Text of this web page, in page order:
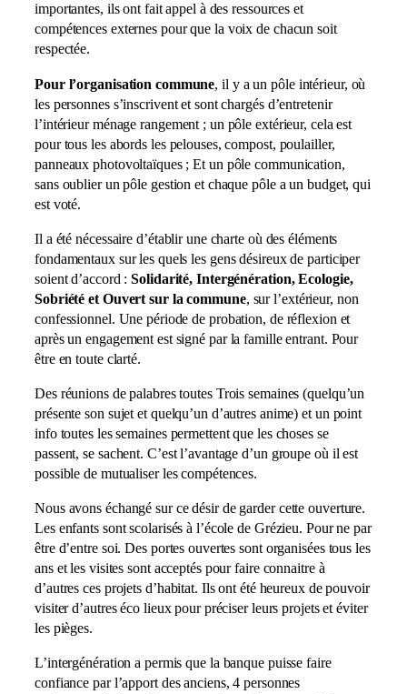
importantes, ils ont fait appel à des ressources et
compétences externes pour que la voix de chacun soit
respectée.
Pour l’organisation commune, il y a un pôle intérieur, où
les personnes s’inscrivent et sont chargés d’entretenir
l’intérieur ménage rangement ; un pôle extérieur, cela est
pour tous les abords les pelouses, compost, poulailler,
panneaux photovoltaïques ; Et un pôle communication,
sans oublier un pôle gestion et chaque pôle a un budget, qui
est voté.
Il a été nécessaire d’établir une charte où des éléments
fondamentaux sur les quels les gens désireux de participer
soient d’accord :Solidarité, Intergénération, Ecologie,
Sobriété et Ouvert sur la commune, sur l’extérieur, non
confessionnel. Une période de probation, de réflexion et
après un engagement est signé par la famille entrant. Pour
être en toute clarté.
Des réunions de palabres toutes Trois semaines (quelqu’un
présente son sujet et quelqu’un d’autres anime) et un point
info toutes les semaines permettent que les choses se
passent, se sachent. C’est l’avantage d’un groupe où il est
possible de mutualiser les compétences.
Nous avons échangé sur ce désir de garder cette ouverture.
Les enfants sont scolarisés à l’école de Grézieu. Pour ne par
être d’entre soi. Des portes ouvertes sont organisées tous les
ans et les visites sont acceptés pour faire connaitre à
d’autres ces projets d’habitat. Ils ont été heureux de pouvoir
visiter d’autres éco lieux pour préciser leurs projets et éviter
les pièges.
L’intergénération a permis que la banque puisse faire
confiance par l’apport des anciens, 4 personnes